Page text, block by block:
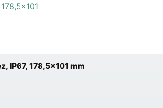
IP67, 178,5x101 mm